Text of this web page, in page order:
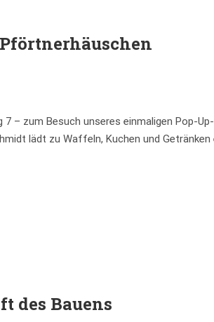
– zum Besuch unseres einmaligen Pop-Up-
lädt zu Waffeln, Kuchen und Getränken
des Bauens